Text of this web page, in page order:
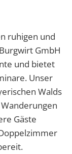
ruhigen und
GmbH
und bietet
Unser
Walds
Gäste